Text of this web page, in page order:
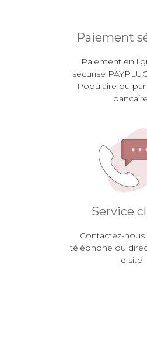
Paiement
Paiement en
sécurisé
Populaire ou
bancaire
Service
Contactez-nous
téléphone ou
le site